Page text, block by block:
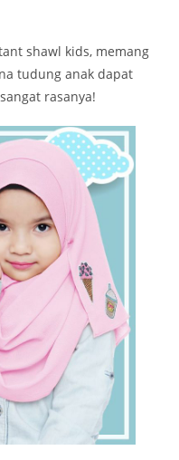
shawl kids, memang
tudung anak dapat
rasanya!